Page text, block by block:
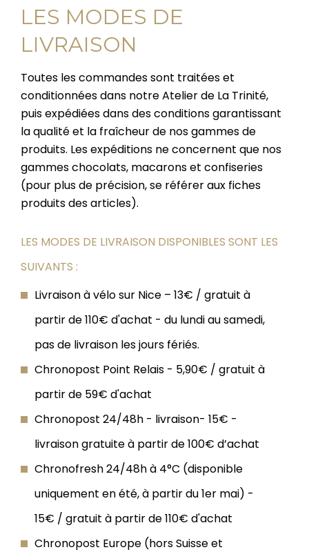
LES MODES DE
LIVRAISON
Toutes les commandes sont traitées et
conditionnées dans notre Atelier de La Trinité,
puis expédiées dans des conditions garantissant
la qualité et la fraîcheur de nos gammes de
produits. Les expéditions ne concernent que nos
gammes chocolats, macarons et confiseries
(pour plus de précision, se référer aux fiches
produits des articles).
LES MODES DE LIVRAISON DISPONIBLES SONT LES
SUIVANTS :
Livraison à vélo sur Nice – 13€ / gratuit à
partir de 110€ d'achat - du lundi au samedi,
pas de livraison les jours fériés.
Chronopost Point Relais - 5,90€ / gratuit à
partir de 59€ d'achat
Chronopost 24/48h - livraison- 15€ -
livraison gratuite à partir de 100€ d’achat
Chronofresh 24/48h à 4°C (disponible
uniquement en été, à partir du 1er mai) -
15€ / gratuit à partir de 110€ d'achat
Chronopost Europe (hors Suisse et